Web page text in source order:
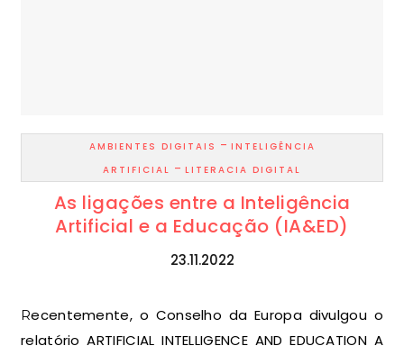
AMBIENTES DIGITAIS - INTELIGÊNCIA
ARTIFICIAL - LITERACIA DIGITAL
As ligações entre a Inteligência
Artificial e a Educação (IA&ED)
23.11.2022
Recentemente, o Conselho da Europa divulgou o
relatório ARTIFICIAL INTELLIGENCE AND EDUCATION A